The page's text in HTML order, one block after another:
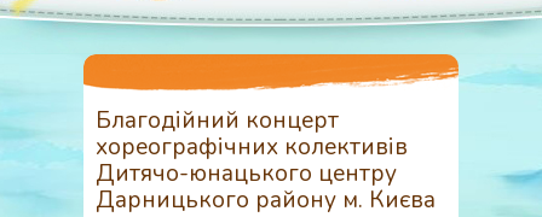
Благодійний концерт
хореографічних колективів
Дитячо-юнацького центру
Дарницького району м. Києва